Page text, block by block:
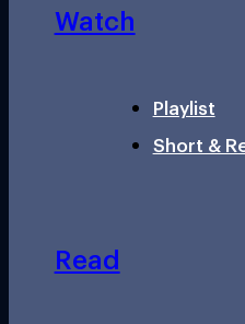
Watch
Playlist
Short &
Read